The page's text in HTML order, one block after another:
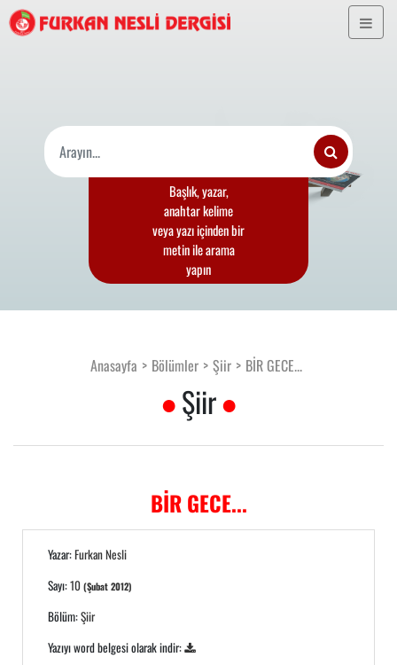
Başlık, yazar,
anahtar kelime
veya yazı içinden bir
metin ile arama
yapın
Anasayfa Bölümler Şiir BİR GECE...
Şiir
BİR GECE...
Yazar:Furkan Nesli
Sayı:10(Şubat 2012)
Bölüm:Şiir
Yazıyı word belgesi olarak indir: